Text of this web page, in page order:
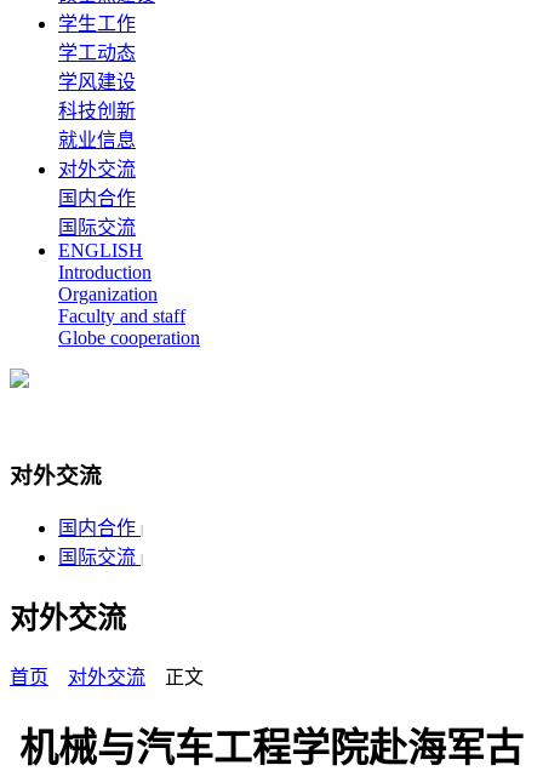
学生工作
学工动态
学风建设
科技创新
就业信息
对外交流
国内合作
国际交流
ENGLISH
Introduction
Organization
Faculty and staff
Globe cooperation
对外交流
国内合作 |
国际交流 |
对外交流
首页 对外交流 正文
机械与汽车工程学院赴海军古